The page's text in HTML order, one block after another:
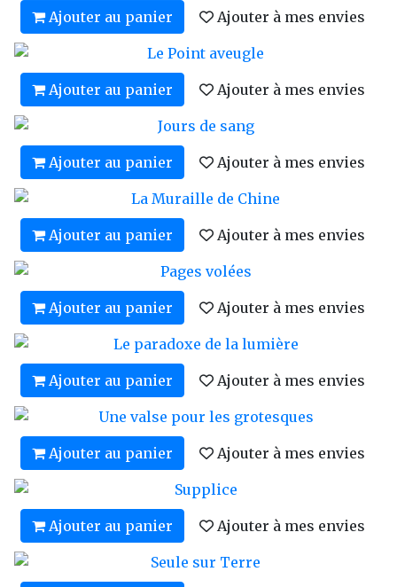
Ajouter au panier Ajouter à mes envies
Ajouter au panier Ajouter à mes envies
Ajouter au panier Ajouter à mes envies
Ajouter au panier Ajouter à mes envies
Ajouter au panier Ajouter à mes envies
Ajouter au panier Ajouter à mes envies
Ajouter au panier Ajouter à mes envies
Ajouter au panier Ajouter à mes envies